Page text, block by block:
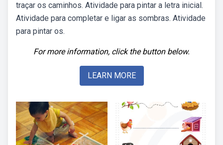
traçar os caminhos. Atividade para pintar a letra inicial.
Atividade para completar e ligar as sombras. Atividade
para pintar os.
For more information, click the button below.
LEARN MORE